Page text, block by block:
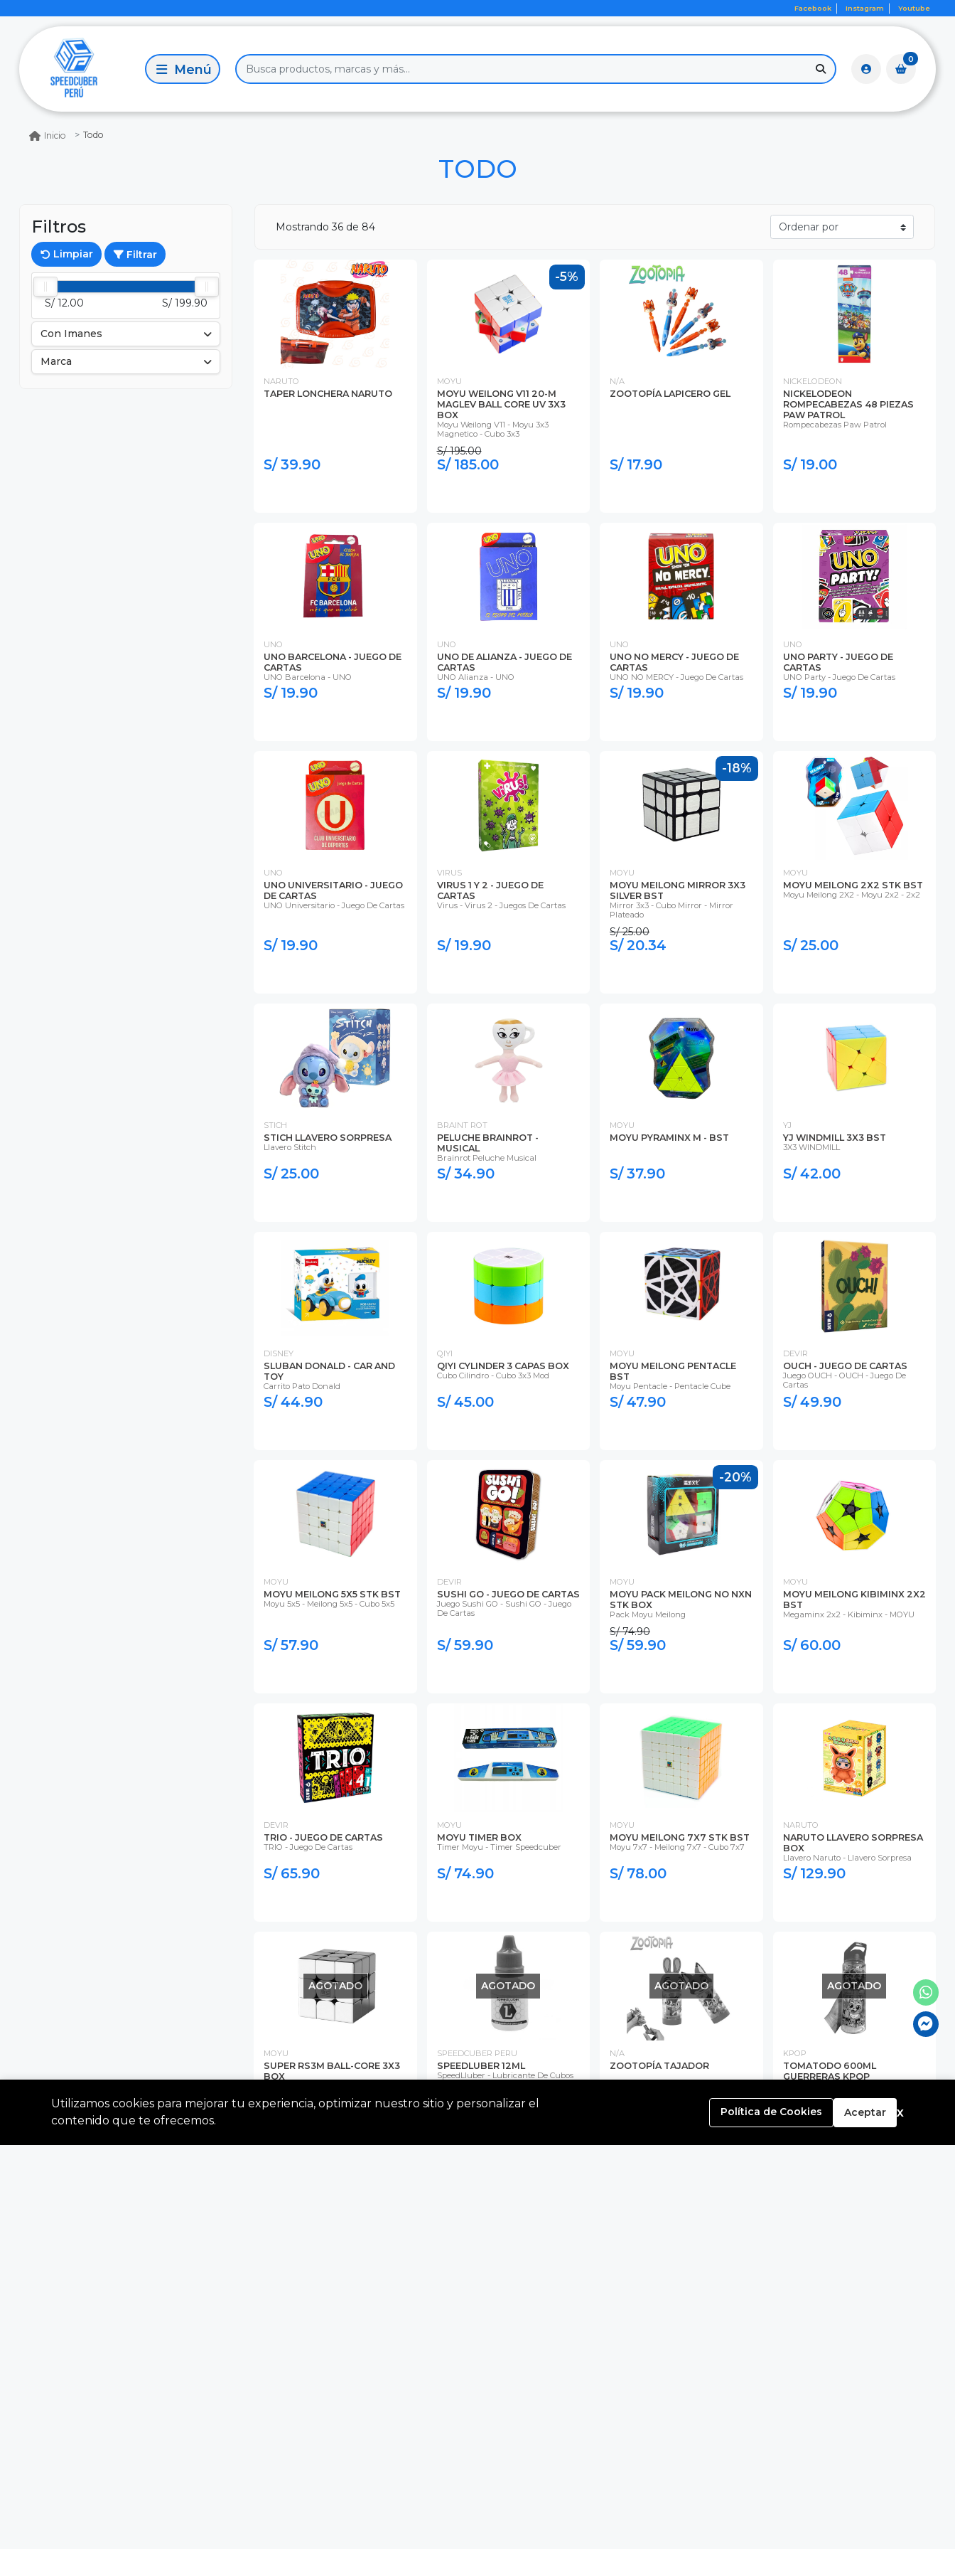
Facebook Instagram Youtube
0
Inicio Todo
TODO
Filtros
Limpiar Filtrar
S/ 12.00 S/ 199.90
Con Imanes
Marca
Mostrando36 de 84
NARUTO
TAPER LONCHERA NARUTO
S/ 39.90
-5%
MOYU
MOYU WEILONG V11 20-M
MAGLEV BALL CORE UV 3X3
BOX
Moyu Weilong V11 - Moyu 3x3
Magnetico - Cubo 3x3
S/ 195.00
S/ 185.00
N/A
ZOOTOPÍA LAPICERO GEL
S/ 17.90
NICKELODEON
NICKELODEON
ROMPECABEZAS 48 PIEZAS
PAW PATROL
Rompecabezas Paw Patrol
S/ 19.00
UNO
UNO BARCELONA - JUEGO DE
CARTAS
UNO Barcelona - UNO
S/ 19.90
UNO
UNO DE ALIANZA - JUEGO DE
CARTAS
UNO Alianza - UNO
S/ 19.90
UNO
UNO NO MERCY - JUEGO DE
CARTAS
UNO NO MERCY - Juego De Cartas
S/ 19.90
UNO
UNO PARTY - JUEGO DE
CARTAS
UNO Party - Juego De Cartas
S/ 19.90
UNO
UNO UNIVERSITARIO - JUEGO
DE CARTAS
UNO Universitario - Juego De Cartas
S/ 19.90
VIRUS
VIRUS 1 Y 2 - JUEGO DE
CARTAS
Virus - Virus 2 - Juegos De Cartas
S/ 19.90
-18%
MOYU
MOYU MEILONG MIRROR 3X3
SILVER BST
Mirror 3x3 - Cubo Mirror - Mirror
Plateado
S/ 25.00
S/ 20.34
MOYU
MOYU MEILONG 2X2 STK BST
Moyu Meilong 2X2 - Moyu 2x2 - 2x2
S/ 25.00
STICH
STICH LLAVERO SORPRESA
Llavero Stitch
S/ 25.00
BRAINT ROT
PELUCHE BRAINROT -
MUSICAL
Brainrot Peluche Musical
S/ 34.90
MOYU
MOYU PYRAMINX M - BST
S/ 37.90
YJ
YJ WINDMILL 3X3 BST
3X3 WINDMILL
S/ 42.00
DISNEY
SLUBAN DONALD - CAR AND
TOY
Carrito Pato Donald
S/ 44.90
QIYI
QIYI CYLINDER 3 CAPAS BOX
Cubo Cilindro - Cubo 3x3 Mod
S/ 45.00
MOYU
MOYU MEILONG PENTACLE
BST
Moyu Pentacle - Pentacle Cube
S/ 47.90
DEVIR
OUCH - JUEGO DE CARTAS
Juego OUCH - OUCH - Juego De
Cartas
S/ 49.90
MOYU
MOYU MEILONG 5X5 STK BST
Moyu 5x5 - Meilong 5x5 - Cubo 5x5
S/ 57.90
DEVIR
SUSHI GO - JUEGO DE CARTAS
Juego Sushi GO - Sushi GO - Juego
De Cartas
S/ 59.90
-20%
MOYU
MOYU PACK MEILONG NO NXN
STK BOX
Pack Moyu Meilong
S/ 74.90
S/ 59.90
MOYU
MOYU MEILONG KIBIMINX 2X2
BST
Megaminx 2x2 - Kibiminx - MOYU
S/ 60.00
DEVIR
TRIO - JUEGO DE CARTAS
TRIO - Juego De Cartas
S/ 65.90
MOYU
MOYU TIMER BOX
Timer Moyu - Timer Speedcuber
S/ 74.90
MOYU
MOYU MEILONG 7X7 STK BST
Moyu 7x7 - Meilong 7x7 - Cubo 7x7
S/ 78.00
NARUTO
NARUTO LLAVERO SORPRESA
BOX
Llavero Naruto - Llavero Sorpresa
S/ 129.90
AGOTADO
MOYU
SUPER RS3M BALL-CORE 3X3
BOX
S/ 95.00
AGOTADO
SPEEDCUBER PERU
SPEEDLUBER 12ML
SpeedLluber - Lubricante De Cubos
S/ 12.00
AGOTADO
N/A
ZOOTOPÍA TAJADOR
AGOTADO
KPOP
TOMATODO 600ML
GUERRERAS KPOP
S/ 14.90
Utilizamos cookies para mejorar tu experiencia, optimizar nuestro sitio y personalizar el
contenido que te ofrecemos.
Política de Cookies Aceptar x